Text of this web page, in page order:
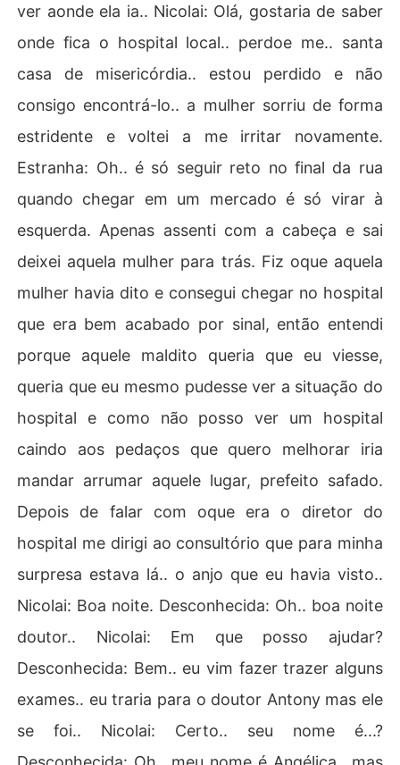
ver aonde ela ia.. Nicolai: Olá, gostaria de saber
onde fica o hospital local.. perdoe me.. santa
casa de misericórdia.. estou perdido e não
consigo encontrá-lo.. a mulher sorriu de forma
estridente e voltei a me irritar novamente.
Estranha: Oh.. é só seguir reto no final da rua
quando chegar em um mercado é só virar à
esquerda. Apenas assenti com a cabeça e sai
deixei aquela mulher para trás. Fiz oque aquela
mulher havia dito e consegui chegar no hospital
que era bem acabado por sinal, então entendi
porque aquele maldito queria que eu viesse,
queria que eu mesmo pudesse ver a situação do
hospital e como não posso ver um hospital
caindo aos pedaços que quero melhorar iria
mandar arrumar aquele lugar, prefeito safado.
Depois de falar com oque era o diretor do
hospital me dirigi ao consultório que para minha
surpresa estava lá.. o anjo que eu havia visto..
Nicolai: Boa noite. Desconhecida: Oh.. boa noite
doutor.. Nicolai: Em que posso ajudar?
Desconhecida: Bem.. eu vim fazer trazer alguns
exames.. eu traria para o doutor Antony mas ele
se foi.. Nicolai: Certo.. seu nome é...?